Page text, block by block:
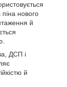
нового
й
ДСП і
й